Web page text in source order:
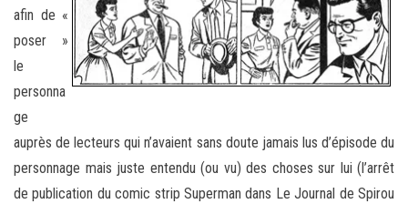
afin de «
poser »
le
personna
ge
auprès de lecteurs qui n’avaient sans doute jamais lus d’épisode du
personnage mais juste entendu (ou vu) des choses sur lui (l’arrêt
de publication du comic strip Superman dans Le Journal de Spirou